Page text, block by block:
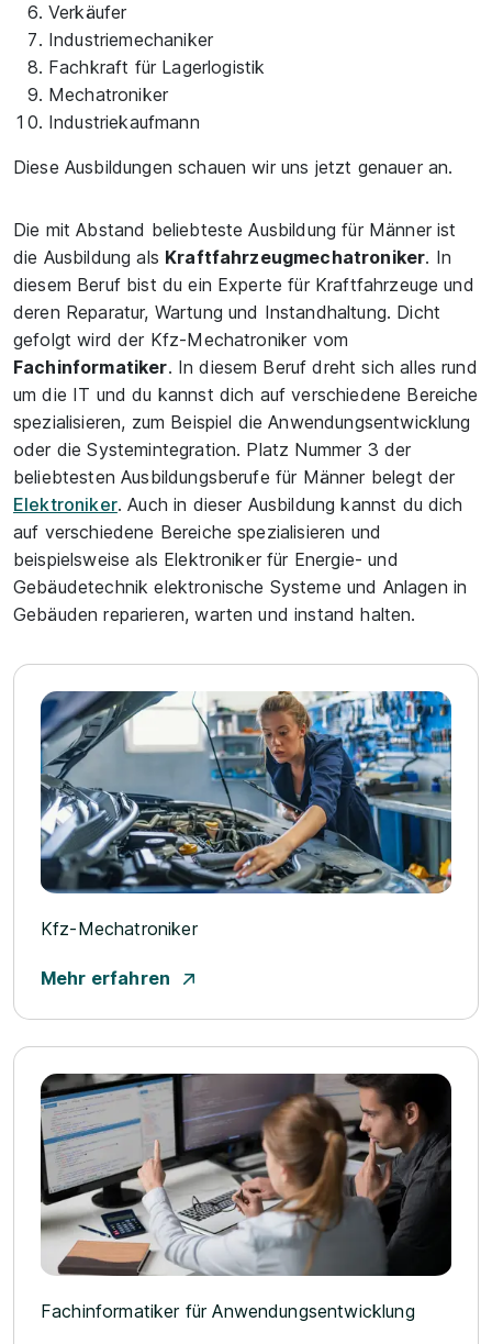
Verkäufer
Industriemechaniker
Fachkraft für Lagerlogistik
Mechatroniker
Industriekaufmann
Diese Ausbildungen schauen wir uns jetzt genauer an.
Die mit Abstand beliebteste Ausbildung für Männer ist
die Ausbildung als Kraftfahrzeugmechatroniker. In
diesem Beruf bist du ein Experte für Kraftfahrzeuge und
deren Reparatur, Wartung und Instandhaltung. Dicht
gefolgt wird der Kfz-Mechatroniker vom
Fachinformatiker. In diesem Beruf dreht sich alles rund
um die IT und du kannst dich auf verschiedene Bereiche
spezialisieren, zum Beispiel die Anwendungsentwicklung
oder die Systemintegration. Platz Nummer 3 der
beliebtesten Ausbildungsberufe für Männer belegt der
Elektroniker. Auch in dieser Ausbildung kannst du dich
auf verschiedene Bereiche spezialisieren und
beispielsweise als Elektroniker für Energie- und
Gebäudetechnik elektronische Systeme und Anlagen in
Gebäuden reparieren, warten und instand halten.
Kfz-Mechatroniker
Mehr erfahren
Fachinformatiker für Anwendungsentwicklung